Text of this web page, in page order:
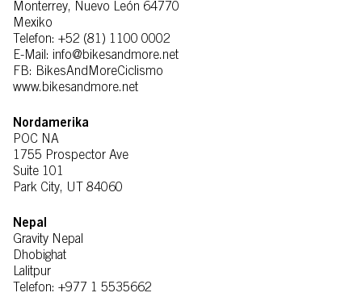
Monterrey, Nuevo León 64770
Mexiko
Telefon: +52 (81) 1100 0002
E-Mail: info@bikesandmore.net
FB: BikesAndMoreCiclismo
www.bikesandmore.net
Nordamerika
POC NA
1755 Prospector Ave
Suite 101
Park City, UT 84060
Nepal
Gravity Nepal
Dhobighat
Lalitpur
Telefon: +977 1 5535662